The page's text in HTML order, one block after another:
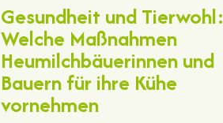
Gesundheit und Tierwohl:
Welche Maßnahmen
Heumilchbäuerinnen und
Bauern für ihre Kühe
vornehmen